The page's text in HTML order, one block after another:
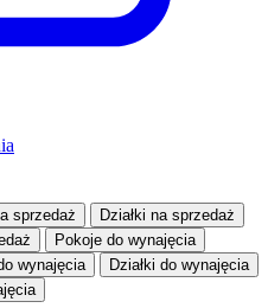
sprzedaż Działki na sprzedaż
Pokoje do wynajęcia
wynajęcia Działki do wynajęcia